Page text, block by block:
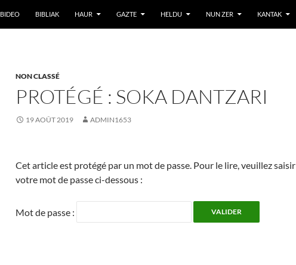
BIDEO BIBLIAK HAUR GAZTE HELDU NUN ZER KANTAK
NON CLASSÉ
PROTÉGÉ : SOKA DANTZARI
19 AOÛT 2019 ADMIN1653
Cet article est protégé par un mot de passe. Pour le lire, veuillez saisir
votre mot de passe ci-dessous :
Mot de passe :